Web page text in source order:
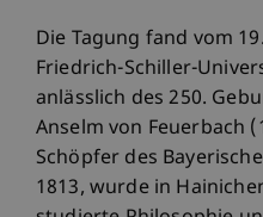
Die Tagung fand vom
Friedrich-Schiller-
anlässlich des 250.
Anselm von Feuerbach
Schöpfer des
1813, wurde in